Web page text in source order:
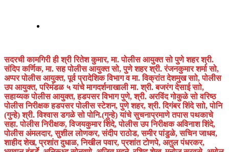
सदरची कामगिरी ही श्री रितेश कुमार, मा. पोलीस आयुक्त सो पुणे शहर श्री.
संदिप कर्णिक, मा. सह पोलीस आयुक्त सो, पुणे शहर श्री. रंजनकुमार शर्मा सो,
अप्पर पोलीस आयुक्त, पूर्व प्रादेशिक विभाग व मा. विक्रांत देशमुख साो, पोलीस
उप आयुक्त, परिमंडळ ५ यांचे मागदर्शनाखाली मा. श्री. बजरंग देसाई साो,
सहाय्यक पोलीस आयुक्त, हडपसर विभाग पुणे, श्री. अरविंद गोकुळे सो वरिष्ठ
पोलीस निरीक्षक हडपसर पोलीस स्टेशन, पुणे शहर, श्री. दिगंबर शिंदे साो, पोनि
(गुन्हे) श्री. विश्वास डगळे सो पोनि.(गुन्हे) यांचे सुचनाप्रमाणे तपास पथकाचे
सहा. पोलीस निरीक्षक, विजयकुमार शिंदे, पोलीस उप निरीक्षक अविनाश शिंदे,
पोलीस अंमलदार, सुशील लोणकर, संदीप राठोड, समीर पांडुळे, सचिन जाधव,
शाहीद शेख, प्रशांत दुधाळ, निखील पवार, प्रशांत टोणपे, अतुल पंधरकर,